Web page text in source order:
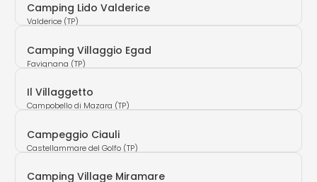
Camping Lido Valderice
Valderice (TP)
Camping Villaggio Egad
Favignana (TP)
Il Villaggetto
Campobello di Mazara (TP)
Campeggio Ciauli
Castellammare del Golfo (TP)
Camping Village Miramare